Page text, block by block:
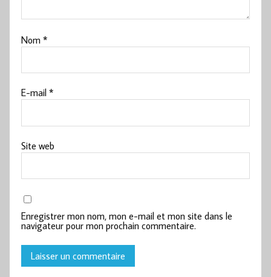
Nom*
E-mail*
Site web
Enregistrer mon nom, mon e-mail et mon site dans le
navigateur pour mon prochain commentaire.